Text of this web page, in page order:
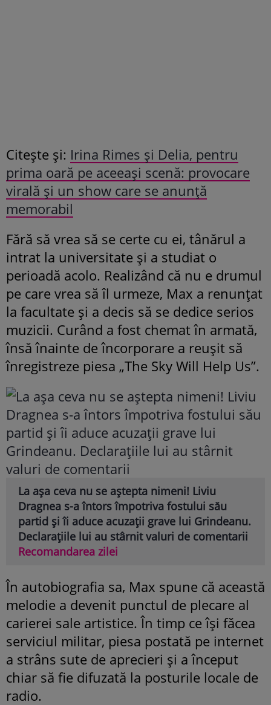
Citește și: Irina Rimes și Delia, pentru
prima oară pe aceeași scenă: provocare
virală și un show care se anunță
memorabil
Fără să vrea să se certe cu ei, tânărul a
intrat la universitate și a studiat o
perioadă acolo. Realizând că nu e drumul
pe care vrea să îl urmeze, Max a renunțat
la facultate și a decis să se dedice serios
muzicii. Curând a fost chemat în armată,
însă înainte de încorporare a reușit să
înregistreze piesa „The Sky Will Help Us”.
La așa ceva nu se aștepta nimeni! Liviu
Dragnea s-a întors împotriva fostului său
partid și îi aduce acuzații grave lui Grindeanu.
Declarațiile lui au stârnit valuri de comentarii
Recomandarea zilei
În autobiografia sa, Max spune că această
melodie a devenit punctul de plecare al
carierei sale artistice. În timp ce își făcea
serviciul militar, piesa postată pe internet
a strâns sute de aprecieri și a început
chiar să fie difuzată la posturile locale de
radio.